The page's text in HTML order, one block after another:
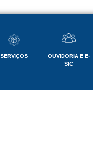
SERVIÇOS
OUVIDORIA E E-
SIC